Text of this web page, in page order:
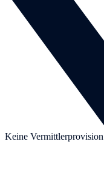
Keine Vermittlerprovision